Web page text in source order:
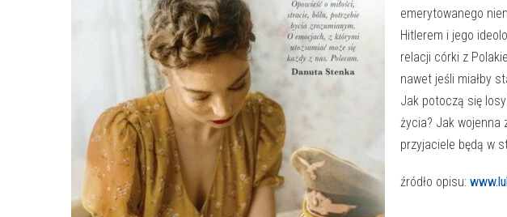
emerytowanego
Hitlerem i jego
relacji córki z
nawet jeśli miałby
Jak potoczą się
życia? Jak wojenna
przyjaciele będą w
źródło opisu: